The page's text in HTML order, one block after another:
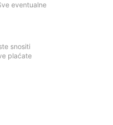
eventualne
snositi
plaćate